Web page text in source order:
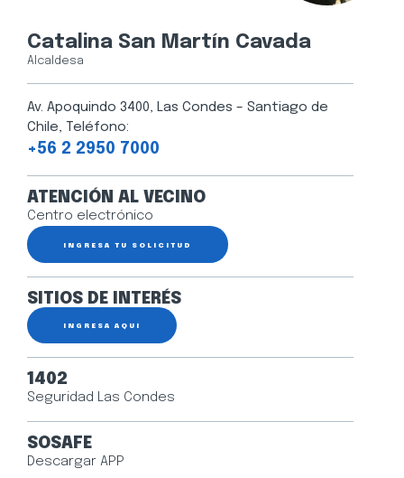
Catalina San Martín Cavada
Alcaldesa
Av. Apoquindo 3400, Las Condes – Santiago de
Chile, Teléfono:
+56 2 2950 7000
ATENCIÓN AL VECINO
Centro electrónico
INGRESA TU SOLICITUD
SITIOS DE INTERÉS
INGRESA AQUÍ
1402
Seguridad Las Condes
SOSAFE
Descargar APP